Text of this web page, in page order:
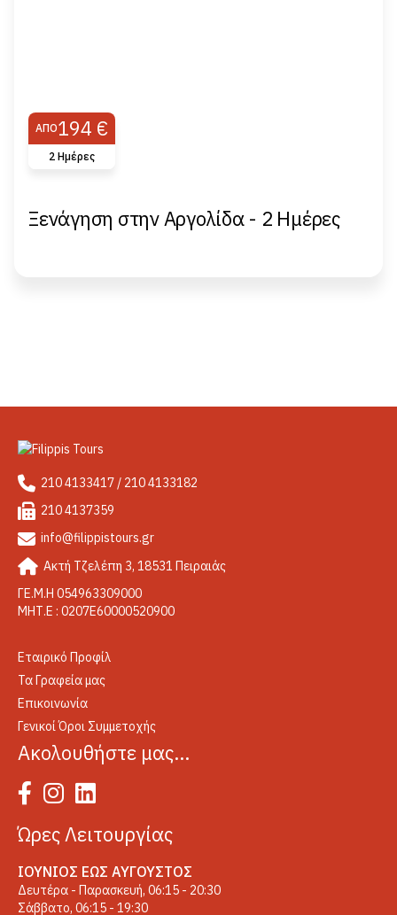
ΑΠΌ194 €
2 Hμέρες
Ξενάγηση στην Αργολίδα - 2 Ημέρες
210 4133417 / 210 4133182
210 4137359
info@filippistours.gr
Ακτή Τζελέπη 3, 18531 Πειραιάς
ΓΕ.Μ.Η 054963309000
ΜΗΤ.Ε : 0207Ε60000520900
Εταιρικό Προφίλ
Τα Γραφεία μας
Επικοινωνία
Γενικοί Όροι Συμμετοχής
Ακολουθήστε μας…
Ώρες Λειτουργίας
ΙΟΎΝΙΟΣ ΈΩΣ ΑΎΓΟΥΣΤΟΣ
Δευτέρα - Παρασκευή, 06:15 - 20:30
Σάββατο, 06:15 - 19:30